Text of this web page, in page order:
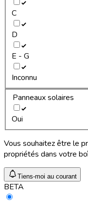
C
D
E - G
Inconnu
Panneaux solaires
Oui
Vous souhaitez être le
propriétés dans votre
Tiens-moi au courant
BETA